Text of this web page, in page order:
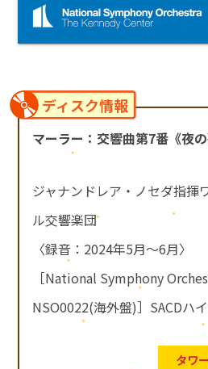
ディスク情報
マーラー：交響曲第7番《夜の
ジャナンドレア・ノセダ指揮
ル交響楽団
〈録音：2024年5月～6月〉
［National Symphony
NSO0022(海外盤)］SACDハ
タワ